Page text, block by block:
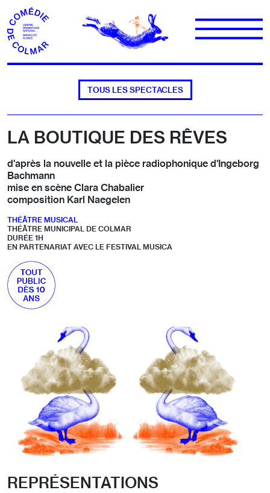
Aller au contenu
TOUS LES SPECTACLES
LA BOUTIQUE DES RÊVES
d'après la nouvelle et la pièce radiophonique d'Ingeborg
Bachmann
mise en scène Clara Chabalier
composition Karl Naegelen
THÉÂTRE MUSICAL
THÉÂTRE MUNICIPAL DE COLMAR
DURÉE 1H
EN PARTENARIAT AVEC LE FESTIVAL MUSICA
REPRÉSENTATIONS